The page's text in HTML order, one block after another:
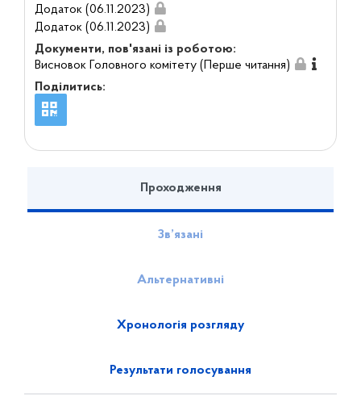
Додаток (06.11.2023)
Додаток (06.11.2023)
Документи, пов'язані із роботою:
Висновок Головного комітету (Перше читання)
Поділитись:
Проходження
Зв’язані
Альтернативні
Хронологія розгляду
Результати голосування